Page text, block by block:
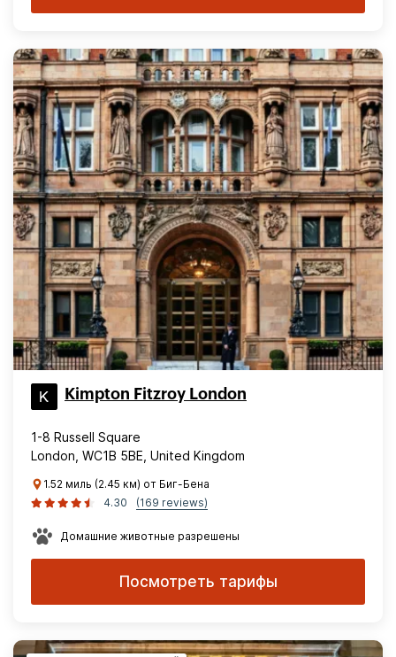
Kimpton Fitzroy London
1-8 Russell Square
London, WC1B 5BE, United Kingdom
1.52 миль (2.45 км) от Биг-Бена
4.30
(169 reviews)
Домашние животные разрешены
Посмотреть тарифы